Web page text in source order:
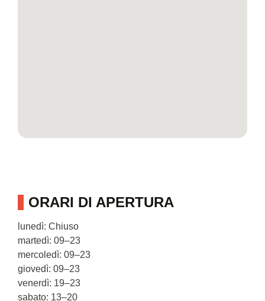
ORARI DI APERTURA
lunedì: Chiuso
martedì: 09–23
mercoledì: 09–23
giovedì: 09–23
venerdì: 19–23
sabato: 13–20